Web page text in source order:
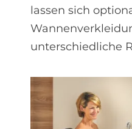
lassen sich
unterschiedliche